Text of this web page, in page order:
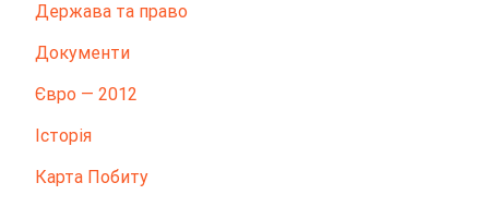
Держава та право
Документи
Євро — 2012
Історія
Карта Побиту